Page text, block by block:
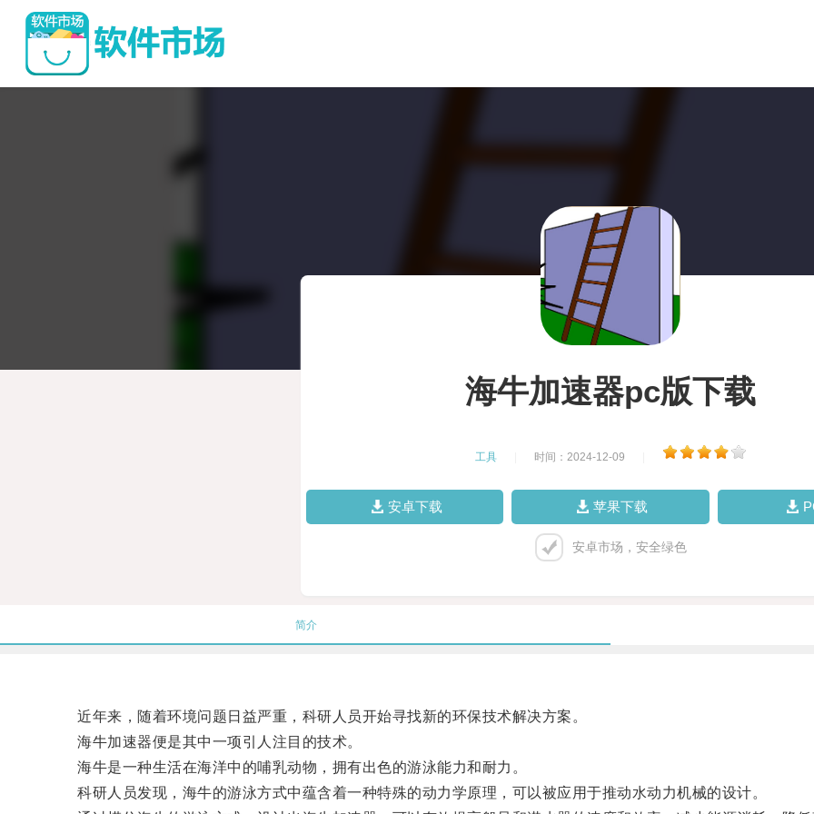
海牛加速器pc版下载
工具 时间：2024-12-09
安卓下载 苹果下载
安卓市场，安全绿色
简介
近年来，随着环境问题日益严重，科研人员开始寻找新的环保技术解决方案。
海牛加速器便是其中一项引人注目的技术。
海牛是一种生活在海洋中的哺乳动物，拥有出色的游泳能力和耐力。
科研人员发现，海牛的游泳方式中蕴含着一种特殊的动力学原理，可以被应用于推动水动力机械的设计。